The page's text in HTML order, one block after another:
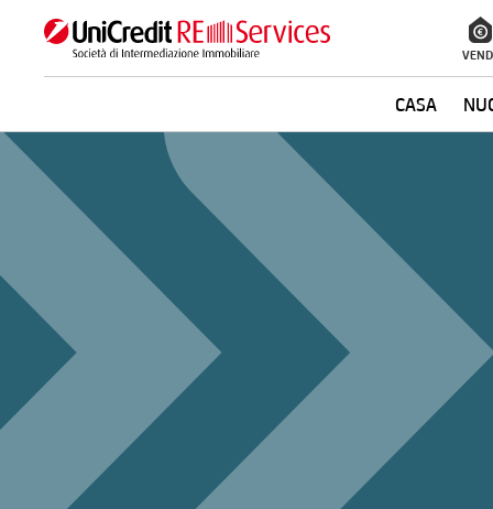
CASA
La ricerca verrà inviata automaticamente alla selezione delle